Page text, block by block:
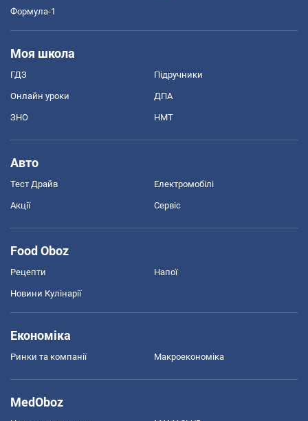
Формула-1
Моя школа
ГДЗ Підручники
Онлайн уроки ДПА
ЗНО НМТ
Авто
Тест Драйв Електромобілі
Акції Сервіс
Food Oboz
Рецепти Напої
Новини Кулінарії
Економіка
Ринки та компанії Макроекономіка
MedOboz